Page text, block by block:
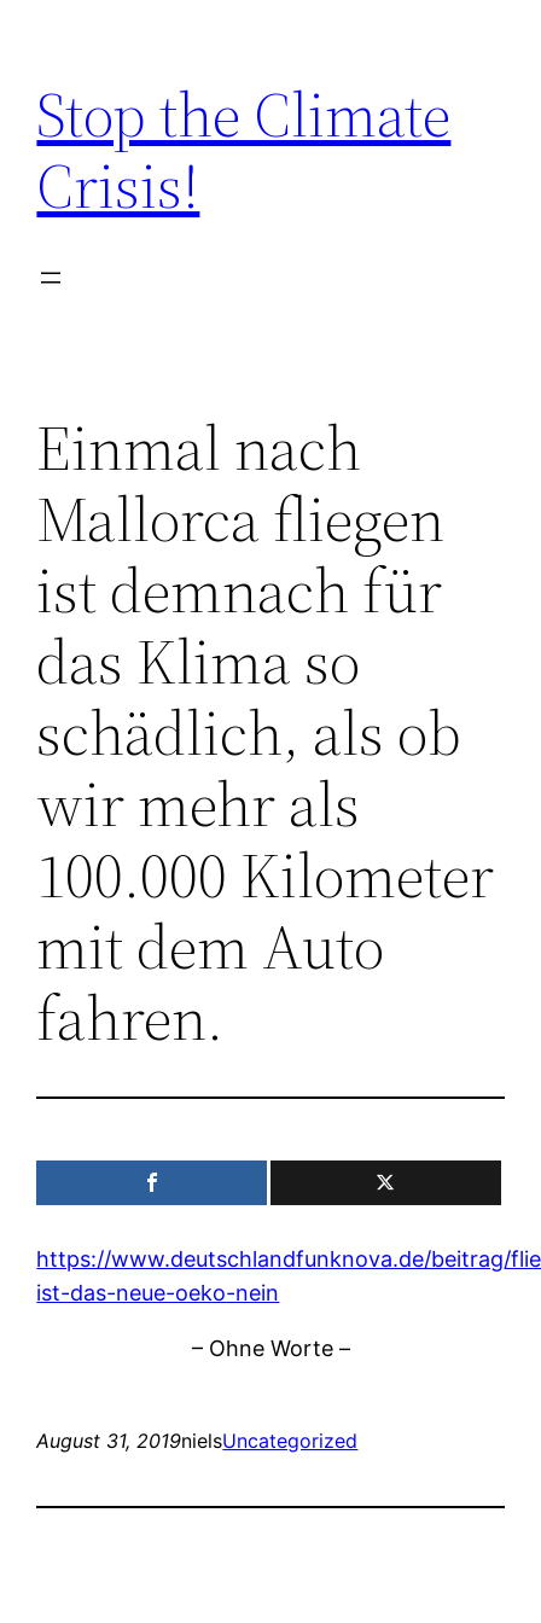
springen
Stop the Climate
Crisis!
Einmal nach
Mallorca fliegen
ist demnach für
das Klima so
schädlich, als ob
wir mehr als
100.000 Kilometer
mit dem Auto
fahren.
https://www.deutschlandfunknova.de/beitrag/
ist-das-neue-oeko-nein
– Ohne Worte –
August 31, 2019nielsUncategorized